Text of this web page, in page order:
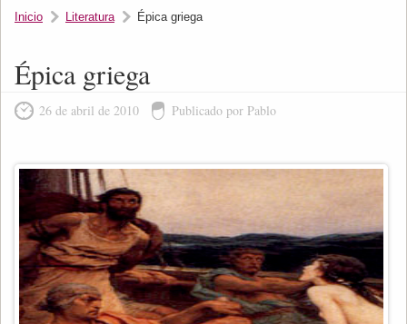
Inicio Literatura Épica griega
Épica griega
26 de abril de 2010 Publicado por Pablo